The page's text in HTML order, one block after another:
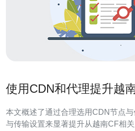
使用CDN和代理提升越
本文概述了通过合理选用CDN节点
与传输设置来显著提升从越南CF相